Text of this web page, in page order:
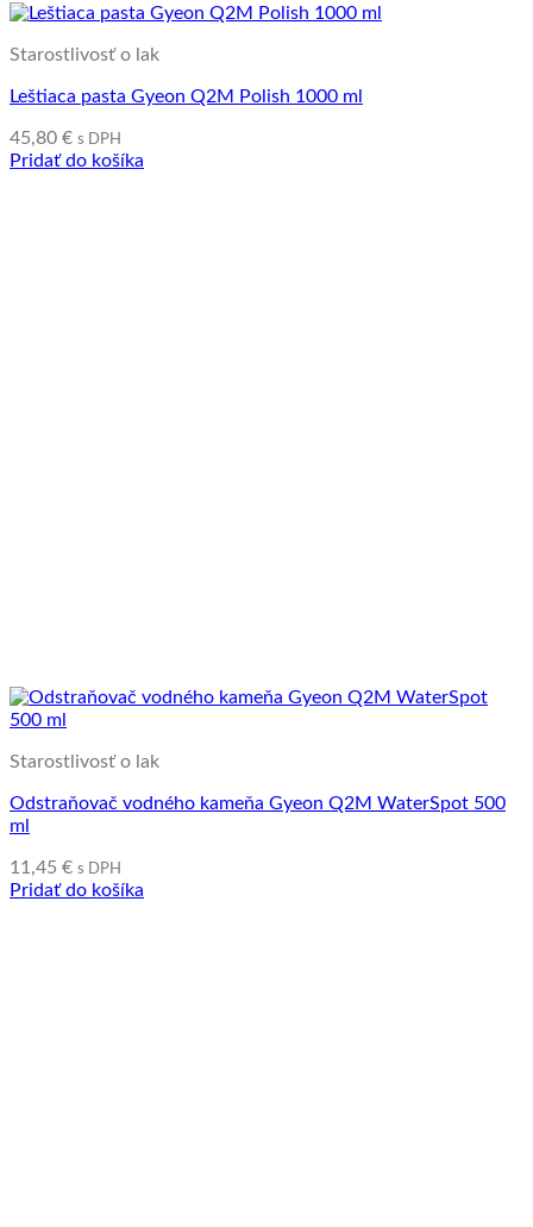
Starostlivosť o lak
Leštiaca pasta Gyeon Q2M Polish 1000 ml
45,80 € s DPH
Pridať do košíka
Starostlivosť o lak
Odstraňovač vodného kameňa Gyeon Q2M WaterSpot 500
ml
11,45 € s DPH
Pridať do košíka